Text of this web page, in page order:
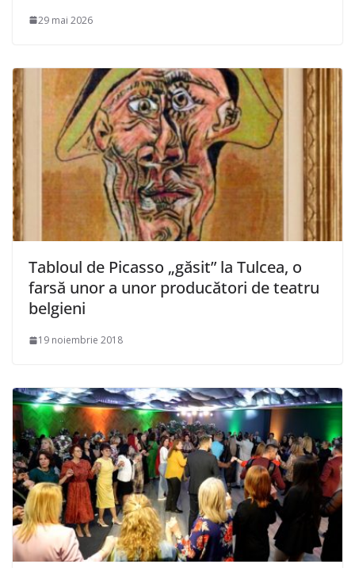
29 mai 2026
Tabloul de Picasso „găsit” la Tulcea, o
farsă unor a unor producători de teatru
belgieni
19 noiembrie 2018